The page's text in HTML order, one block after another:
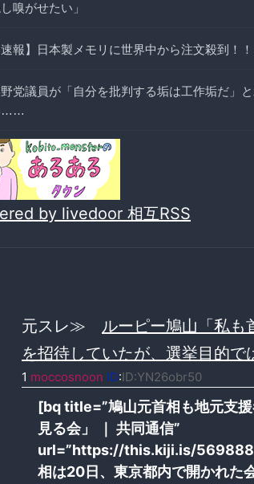
嗅がせたい」
速報】日本製メモリに世界中から注文殺到！
党議員が「自分を批判する垢は工作垢だ」
……
by livedoor 相互RSS
元スレ≫ ルーピー鳩山「私も
を招待していたが、選挙目的で
1 moccosnoon ID:ID:YN26obr50
[bq title=”鳩山元首相も地元支
見る会」 ｜ 共同通信”
url=”https://this.kiji.is/
相は20日、東京都内で開かれた